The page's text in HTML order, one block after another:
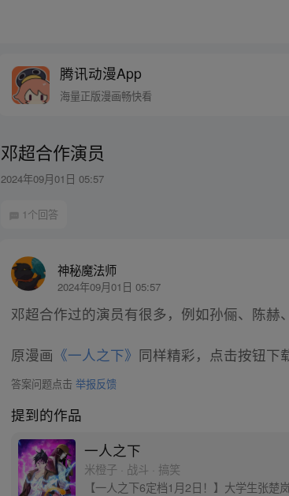
腾讯动漫App
海量正版漫画畅快看
邓超合作演员
2024年09月01日 05:57
1个回答
神秘魔法师
2024年09月01日 05:57
邓超合作过的演员有很多，例如孙俪、陈赫
原漫画 《一人之下》 同样精彩，点击按钮下
答案问题点击举报反馈
提到的作品
一人之下
米橙子 · 战斗 · 搞笑
【一人之下6定档1月2日！】大学生张